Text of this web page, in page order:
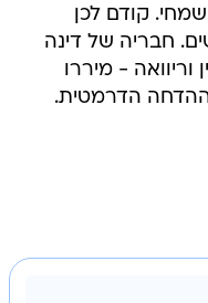
קודם לכן
חבריה של דינה
- מיררו
הדרמטית.